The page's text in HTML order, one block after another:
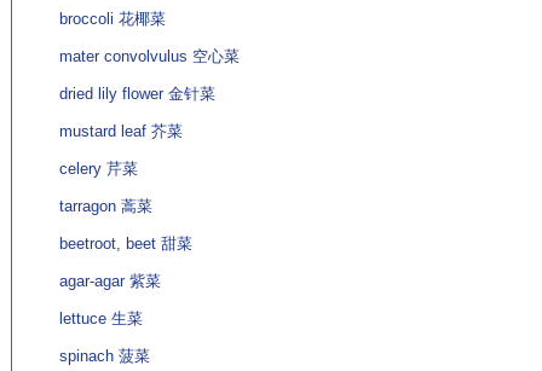
broccoli 花椰菜
mater convolvulus 空心菜
dried lily flower 金针菜
mustard leaf 芥菜
celery 芹菜
tarragon 蒿菜
beetroot, beet 甜菜
agar-agar 紫菜
lettuce 生菜
spinach 菠菜